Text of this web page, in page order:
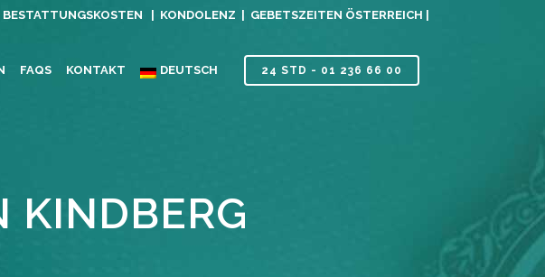
BESTATTUNGSKOSTEN | KONDOLENZ | GEBETSZEITEN ÖSTERREICH |
24 STD - 01 236 66 00
FAQS KONTAKT DEUTSCH
KINDBERG